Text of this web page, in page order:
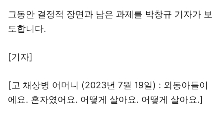
그동안 결정적 장면과 남은 과제를 박창규 기자가 보
도합니다.
[기자]
[고 채상병 어머니 (2023년 7월 19일) : 외동아들이
에요. 혼자였어요. 어떻게 살아요. 어떻게 살아요.]